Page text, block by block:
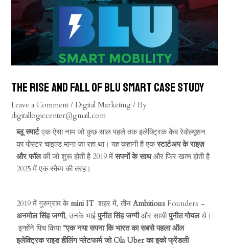
The Rise and Fall of Blu Smart Case study
Leave a Comment /Digital Marketing / By
digitallogiccenter@gmail.com
ब्लू स्मार्टएक ऐसा नाम जो कुछ साल पहले तक इलेक्ट्रिक कैब रेवोल्यूशन
का पोस्टर चाइल्ड माना जा रहा था। यह कहानी है एकस्टार्टअप के राइज़
और फॉलकी जो शुरू होती है 2019 मेंसपनों के साथऔर फिर खत्म होती है
2025 में एक स्कैम की तरह।
2019 में गुरुग्राम केmini IT शहर में, तीनAmbitious Founders –
अनमोल सिंह जग्गी, उनके भाईपुनीत सिंह जग्गीऔर साथीपुनीत गोयलथे।
इन्होंने पिच किया “एक नया सपना कि भारत का सबसे पहला ऑल
इलेक्ट्रिक राइड हीलिंग प्लेटफार्म जो Ola Uber का इको फ्रेंडली